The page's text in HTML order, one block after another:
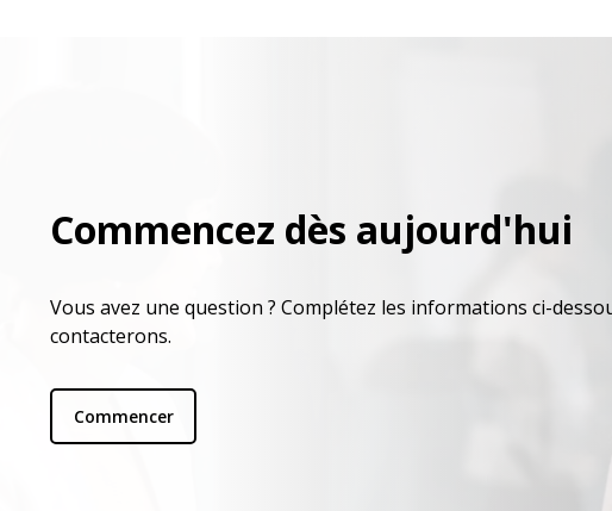
Commencez dès aujourd'hui
Vous avez une question ? Complétez les informations ci-
contacterons.
Commencer